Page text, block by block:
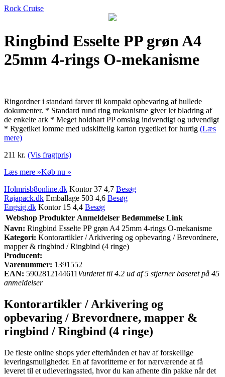
Rock Cruise
Ringbind Esselte PP grøn A4
25mm 4-rings O-mekanisme
Ringordner i standard farver til kompakt opbevaring af hullede
dokumenter. * Standard rund ring mekanisme giver let bladring af
de enkelte ark * Meget holdbart PP omslag indvendigt og udvendigt
* Rygetiket lomme med udskiftelig karton rygetiket for hurtig (Læs
mere)
211 kr. (Vis fragtpris)
Læs mere »Køb nu »
Holmrisb8online.dk Kontor 37 4,7 Besøg
Rajapack.dk Emballage 503 4,6 Besøg
Engsig.dk Kontor 15 4,4 Besøg
Webshop Produkter Anmeldelser Bedømmelse Link
Navn: Ringbind Esselte PP grøn A4 25mm 4-rings O-mekanisme
Kategori: Kontorartikler / Arkivering og opbevaring / Brevordnere,
mapper & ringbind / Ringbind (4 ringe)
Producent:
Varenummer: 1391552
EAN: 5902812144611 Vurderet til 4.2 ud af 5 stjerner baseret på 45
anmeldelser
Kontorartikler / Arkivering og
opbevaring / Brevordnere, mapper &
ringbind / Ringbind (4 ringe)
De fleste online shops yder efterhånden et hav af forskellige
leveringsmuligheder. En af favoritterne er for nærværende at få
leveret til et udleveringssted, hvor du kan afhente din pakke når det